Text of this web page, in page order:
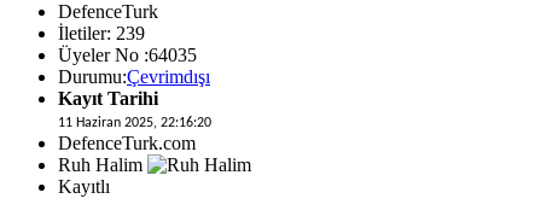
DefenceTurk
İletiler: 239
Üyeler No :64035
Durumu:Çevrimdışı
Kayıt Tarihi
11 Haziran 2025, 22:16:20
DefenceTurk.com
Ruh Halim
Kayıtlı